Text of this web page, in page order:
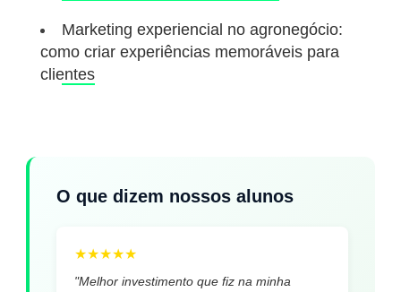
Marketing experiencial no agronegócio:
como criar experiências memoráveis para
clientes
O que dizem nossos alunos
★★★★★
"Melhor investimento que fiz na minha